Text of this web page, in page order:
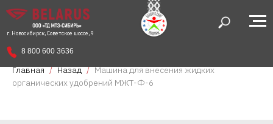
г. Новосибирск, Советское шоссе, 9
8 800 600 3636
Главная Назад
Машина для внесения жидких
органических удобрений МЖТ-Ф-6